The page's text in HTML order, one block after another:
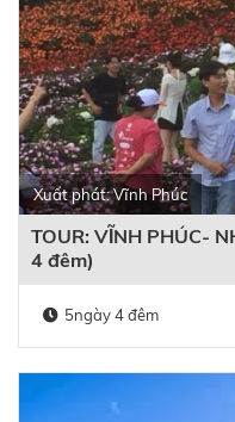
Xuất phát: Vĩnh Phúc
TOUR: VĨNH PHÚC-
4 đêm)
5ngày 4 đêm